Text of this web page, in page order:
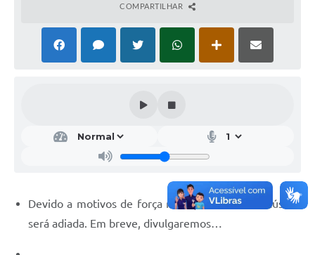
COMPARTILHAR
Devido a motivos de força maior, a 3ª Corrida Rústica
será adiada. Em breve, divulgaremos…